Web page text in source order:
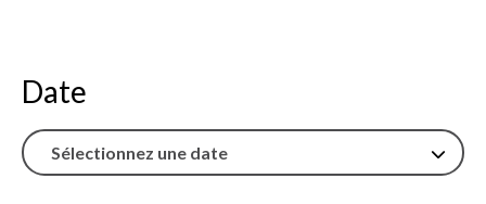
Services axés sur les pratiques
exemplaires
Show
sub
menu
Date